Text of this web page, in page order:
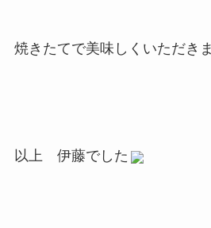
焼きたてで美味しくいただき
以上 伊藤でした